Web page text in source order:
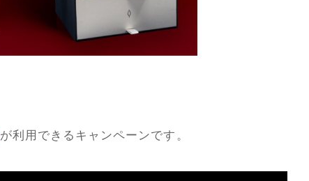
が利用できるキャンペーンです。